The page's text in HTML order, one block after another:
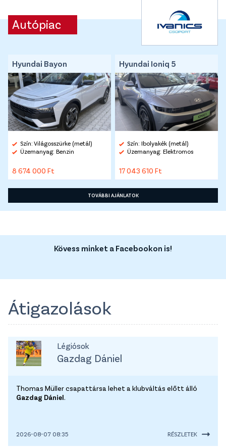
Autópiac
Hyundai Bayon
Szín: Világosszürke (metál)
Üzemanyag: Benzin
8 674 000 Ft
Hyundai Ioniq 5
Szín: Ibolyakék (metál)
Üzemanyag: Elektromos
17 043 610 Ft
TOVÁBBI AJÁNLATOK
Kövess minket a Facebookon is!
Átigazolások
Légiósok
Gazdag Dániel
Thomas Müller csapattársa lehet a klubváltás előtt álló
Gazdag Dániel.
2026-08-07 08:35 RÉSZLETEK